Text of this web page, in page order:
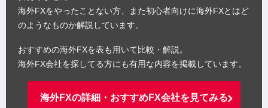
海外FXをやったことない方、また初心者向けに海外FXとはど
のようなものか解説しています。
おすすめの海外FXを表も用いて比較・解説。
海外FX会社を探してる方にも有用な内容を掲載しています。
海外FXの詳細・おすすめFX会社を見てみる